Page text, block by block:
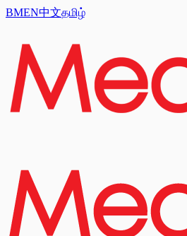
BMEN中文தமிழ்